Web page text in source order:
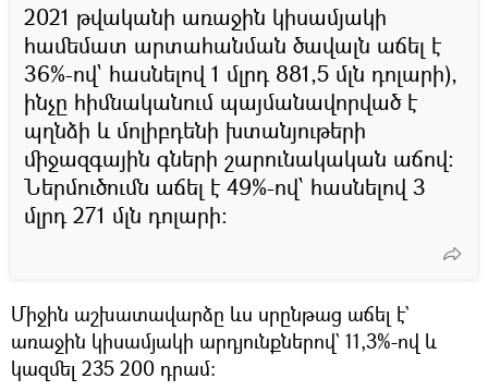
2021 թվականի առաջին կիսամյակի
համեմատ արտահանման ծավալն աճել է
36%-ով` հասնելով 1 մլրդ 881,5 մլն դոլարի),
ինչը հիմնականում պայմանավորված է
պղնձի և մոլիբդենի խտանյութերի
միջազգային գների շարունակական աճով։
Ներմուծումն աճել է 49%-ով՝ հասնելով 3
մլրդ 271 մլն դոլարի։
Միջին աշխատավարձը ևս սրընթաց աճել է`
առաջին կիսամյակի արդյունքներով` 11,3%-ով և
կազմել 235 200 դրամ։